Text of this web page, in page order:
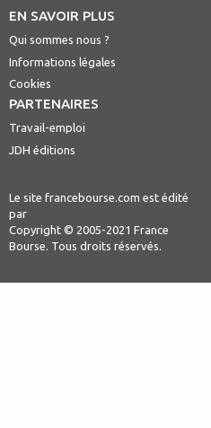
EN SAVOIR PLUS
Qui sommes nous ?
Informations légales
Cookies
PARTENAIRES
Travail-emploi
JDH éditions
Le site francebourse.com est édité
par
Copyright © 2005-2021 France
Bourse. Tous droits réservés.